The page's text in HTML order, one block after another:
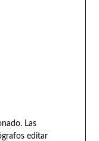
Las
editar